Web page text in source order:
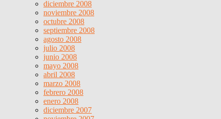
diciembre 2008
noviembre 2008
octubre 2008
septiembre 2008
agosto 2008
julio 2008
junio 2008
mayo 2008
abril 2008
marzo 2008
febrero 2008
enero 2008
diciembre 2007